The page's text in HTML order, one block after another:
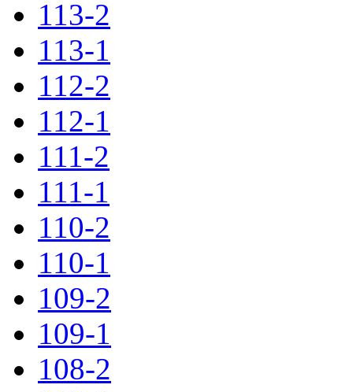
113-2
113-1
112-2
112-1
111-2
111-1
110-2
110-1
109-2
109-1
108-2